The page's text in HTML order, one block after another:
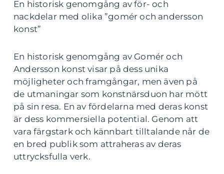
En historisk genomgång av för- och
nackdelar med olika ”gomér och andersson
konst”
En historisk genomgång av Gomér och
Andersson konst visar på dess unika
möjligheter och framgångar, men även på
de utmaningar som konstnärsduon har mött
på sin resa. En av fördelarna med deras konst
är dess kommersiella potential. Genom att
vara färgstark och kännbart tilltalande når de
en bred publik som attraheras av deras
uttrycksfulla verk.